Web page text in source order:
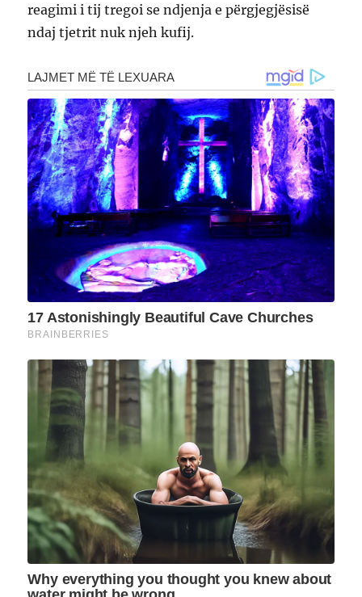
reagimi i tij tregoi se ndjenja e përgjegjësisë
ndaj tjetrit nuk njeh kufij.